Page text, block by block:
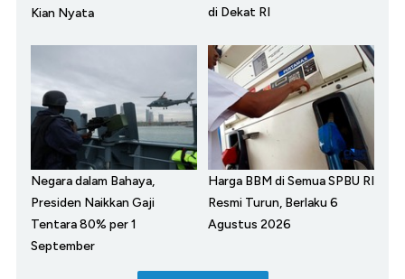
Kian Nyata
di Dekat RI
Negara dalam Bahaya,
Presiden Naikkan Gaji
Tentara 80% per 1
September
Harga BBM di Semua SPBU RI
Resmi Turun, Berlaku 6
Agustus 2026